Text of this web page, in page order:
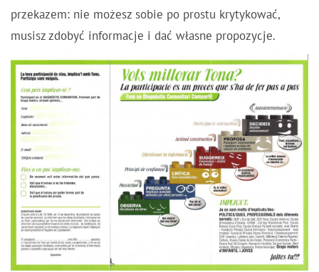
przekazem: nie możesz sobie po prostu krytykować,
musisz zdobyć informacje i dać własne propozycje.